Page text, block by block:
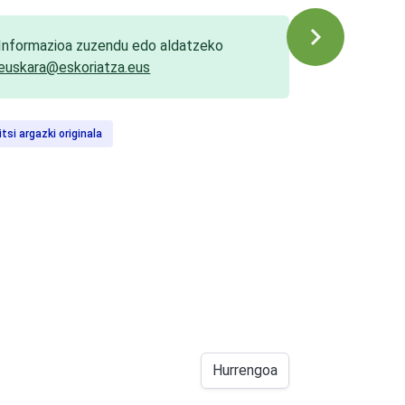
zuzendu edo aldatzeko
argazki originala
Hurrengoa